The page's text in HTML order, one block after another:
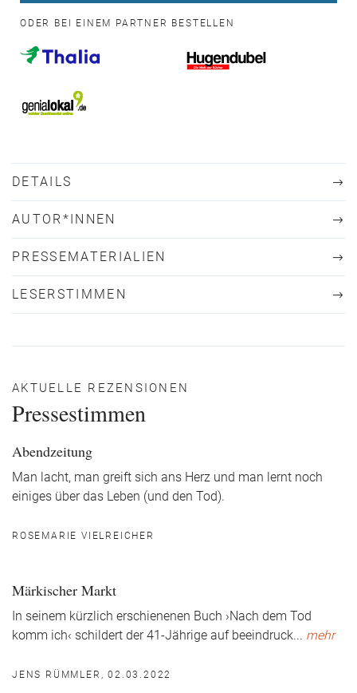
ODER BEI EINEM PARTNER BESTELLEN
DETAILS
AUTOR*INNEN
PRESSEMATERIALIEN
LESERSTIMMEN
AKTUELLE REZENSIONEN
Pressestimmen
Abendzeitung
Man lacht, man greift sich ans Herz und man lernt noch
einiges über das Leben (und den Tod).
ROSEMARIE VIELREICHER
Märkischer Markt
In seinem kürzlich erschienenen Buch ›Nach dem Tod
komm ich‹ schildert der 41-Jährige auf beeindruck... mehr
JENS RÜMMLER, 02.03.2022